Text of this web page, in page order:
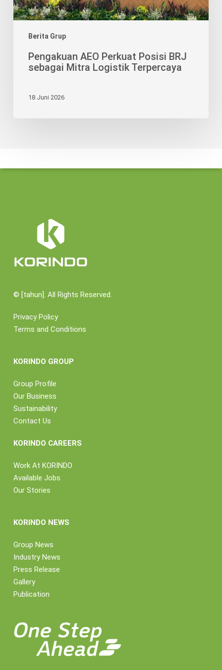
Berita Grup
Pengakuan AEO Perkuat Posisi BRJ
sebagai Mitra Logistik Terpercaya
18 Juni 2026
© [tahun]. All Rights Reserved.
Privacy Policy
Terms and Conditions
KORINDO GROUP
Group Profile
Our Business
Sustainability
Contact Us
KORINDO CAREERS
Work At KORINDO
Available Jobs
Our Stories
KORINDO NEWS
Group News
Industry News
Press Release
Gallery
Publication